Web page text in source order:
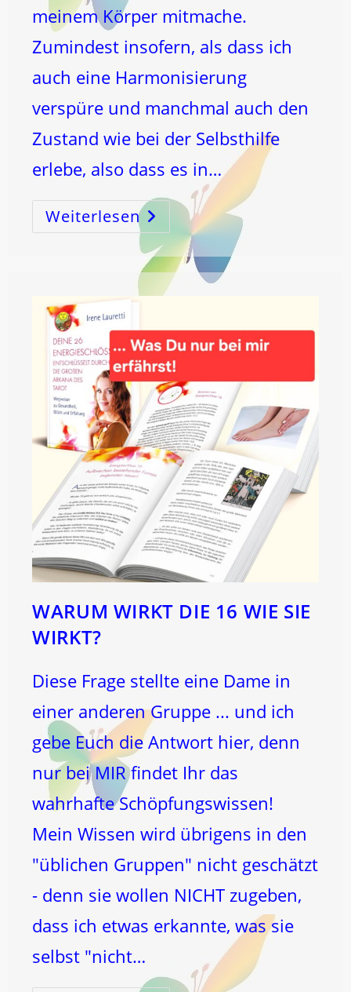
meinem Körper mitmache.
Zumindest insofern, als dass ich
auch eine Harmonisierung
verspüre und manchmal auch den
Zustand wie bei der Selbsthilfe
erlebe, also dass es in…
WeiterlesenFRAGE
ANTWORT
WARUM WIRKT DIE 16 WIE SIE
WIRKT?
Diese Frage stellte eine Dame in
einer anderen Gruppe ... und ich
gebe Euch die Antwort hier, denn
nur bei MIR findet Ihr das
wahrhafte Schöpfungswissen!
Mein Wissen wird übrigens in den
"üblichen Gruppen" nicht geschätzt
- denn sie wollen NICHT zugeben,
dass ich etwas erkannte, was sie
selbst "nicht…